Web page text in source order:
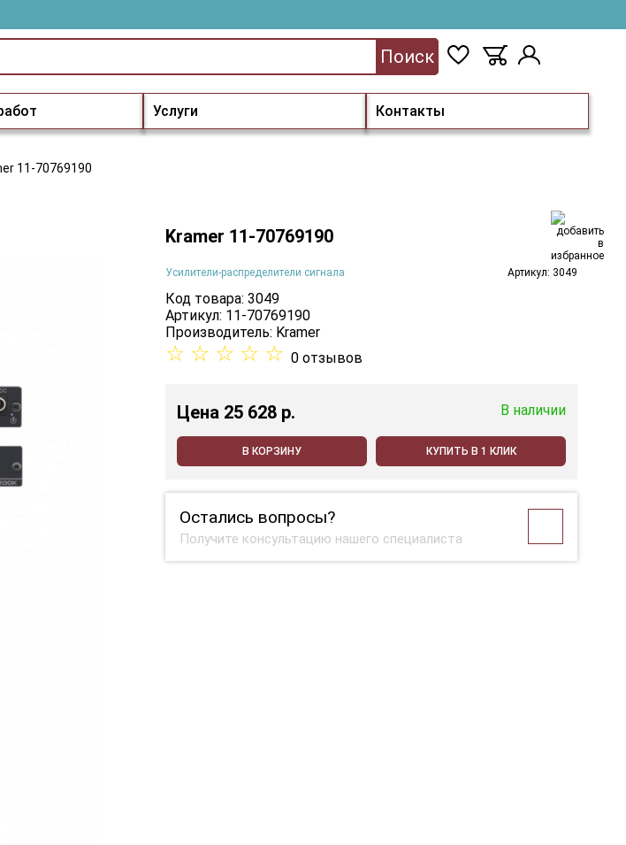
Услуги Контакты
Поиск
11-70769190
Kramer 11-70769190
Усилители-распределители сигнала Артикул: 3049
Код товара: 3049
Артикул: 11-70769190
Производитель: Kramer
☆ ☆ ☆ ☆ ☆ 0 отзывов
Цена 25 628 p. В наличии
В КОРЗИНУ КУПИТЬ В 1 КЛИК
Остались вопросы?
Получите консультацию нашего специалиста